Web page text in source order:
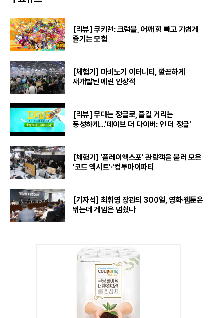
[리뷰] 쿠키런: 크럼블, 어깨 힘 빼고 가볍게
즐기는 모험
[체험기] 마비노기 이터니티, 깔끔하게
재개발된 에린 인상적
[리뷰] 무대는 정글로, 즐길 거리는
풍성하게…'데이브 더 다이버: 인 더 정글'
[체험기] '플레이엑스포' 관람객을 불러 모은
'코드 엑시트'·'컴투마이파티'
[기자석] 최휘영 장관의 300일, 영화·웹툰은
뛰는데 게임은 멈췄다